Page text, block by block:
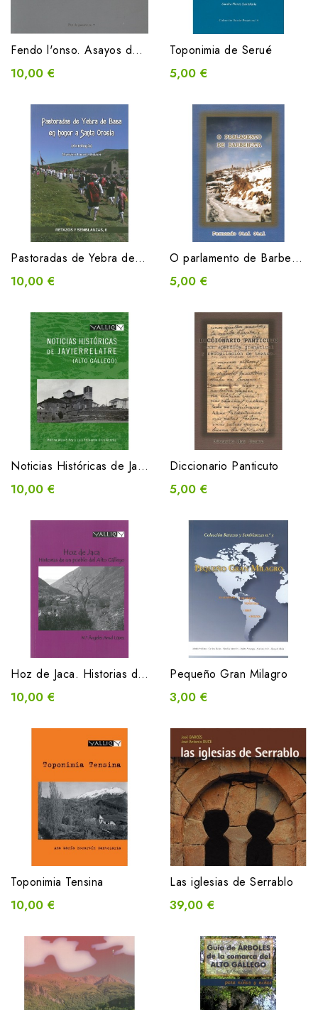
Fendo l'onso. Asayos de antropolochía zoolochica
10,00 €
Toponimia de Serué
5,00 €
Pastoradas de Yebra de Basa en honor a Santa Orosia
10,00 €
O parlamento de Barbenuta
5,00 €
Noticias Históricas de Javierrelatre (Alto Gállego)
10,00 €
Diccionario Panticuto
5,00 €
Hoz de Jaca. Historias de un pueblo del Alto Gállego
10,00 €
Pequeño Gran Milagro
3,00 €
Toponimia Tensina
10,00 €
Las iglesias de Serrablo
39,00 €